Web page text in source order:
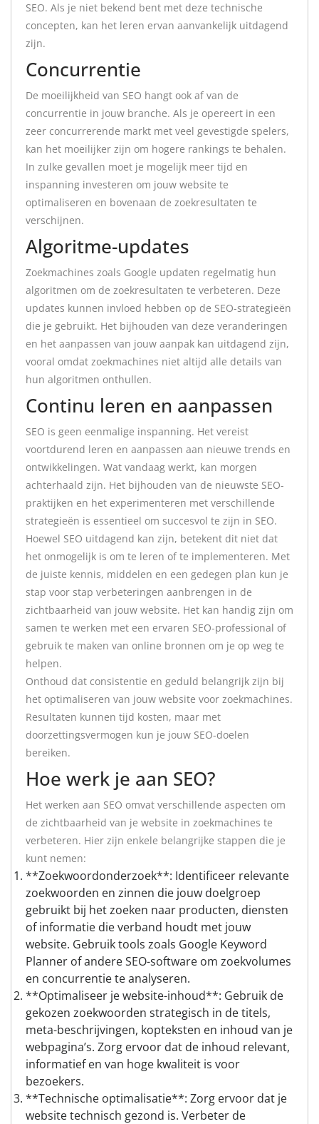
SEO. Als je niet bekend bent met deze technische
concepten, kan het leren ervan aanvankelijk uitdagend
zijn.
Concurrentie
De moeilijkheid van SEO hangt ook af van de
concurrentie in jouw branche. Als je opereert in een
zeer concurrerende markt met veel gevestigde spelers,
kan het moeilijker zijn om hogere rankings te behalen.
In zulke gevallen moet je mogelijk meer tijd en
inspanning investeren om jouw website te
optimaliseren en bovenaan de zoekresultaten te
verschijnen.
Algoritme-updates
Zoekmachines zoals Google updaten regelmatig hun
algoritmen om de zoekresultaten te verbeteren. Deze
updates kunnen invloed hebben op de SEO-strategieën
die je gebruikt. Het bijhouden van deze veranderingen
en het aanpassen van jouw aanpak kan uitdagend zijn,
vooral omdat zoekmachines niet altijd alle details van
hun algoritmen onthullen.
Continu leren en aanpassen
SEO is geen eenmalige inspanning. Het vereist
voortdurend leren en aanpassen aan nieuwe trends en
ontwikkelingen. Wat vandaag werkt, kan morgen
achterhaald zijn. Het bijhouden van de nieuwste SEO-
praktijken en het experimenteren met verschillende
strategieën is essentieel om succesvol te zijn in SEO.
Hoewel SEO uitdagend kan zijn, betekent dit niet dat
het onmogelijk is om te leren of te implementeren. Met
de juiste kennis, middelen en een gedegen plan kun je
stap voor stap verbeteringen aanbrengen in de
zichtbaarheid van jouw website. Het kan handig zijn om
samen te werken met een ervaren SEO-professional of
gebruik te maken van online bronnen om je op weg te
helpen.
Onthoud dat consistentie en geduld belangrijk zijn bij
het optimaliseren van jouw website voor zoekmachines.
Resultaten kunnen tijd kosten, maar met
doorzettingsvermogen kun je jouw SEO-doelen
bereiken.
Hoe werk je aan SEO?
Het werken aan SEO omvat verschillende aspecten om
de zichtbaarheid van je website in zoekmachines te
verbeteren. Hier zijn enkele belangrijke stappen die je
kunt nemen:
**Zoekwoordonderzoek**: Identificeer relevante
zoekwoorden en zinnen die jouw doelgroep
gebruikt bij het zoeken naar producten, diensten
of informatie die verband houdt met jouw
website. Gebruik tools zoals Google Keyword
Planner of andere SEO-software om zoekvolumes
en concurrentie te analyseren.
**Optimaliseer je website-inhoud**: Gebruik de
gekozen zoekwoorden strategisch in de titels,
meta-beschrijvingen, kopteksten en inhoud van je
webpagina’s. Zorg ervoor dat de inhoud relevant,
informatief en van hoge kwaliteit is voor
bezoekers.
**Technische optimalisatie**: Zorg ervoor dat je
website technisch gezond is. Verbeter de